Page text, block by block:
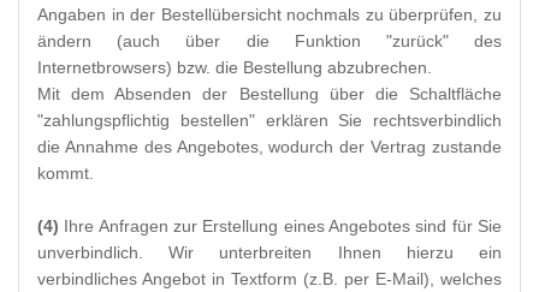
Angaben in der Bestellübersicht nochmals zu überprüfen, zu
ändern (auch über die Funktion "zurück" des
Internetbrowsers) bzw. die Bestellung abzubrechen.
Mit dem Absenden der Bestellung über die Schaltfläche
"zahlungspflichtig bestellen" erklären Sie rechtsverbindlich
die Annahme des Angebotes, wodurch der Vertrag zustande
kommt.
(4) Ihre Anfragen zur Erstellung eines Angebotes sind für Sie
unverbindlich. Wir unterbreiten Ihnen hierzu ein
verbindliches Angebot in Textform (z.B. per E-Mail), welches